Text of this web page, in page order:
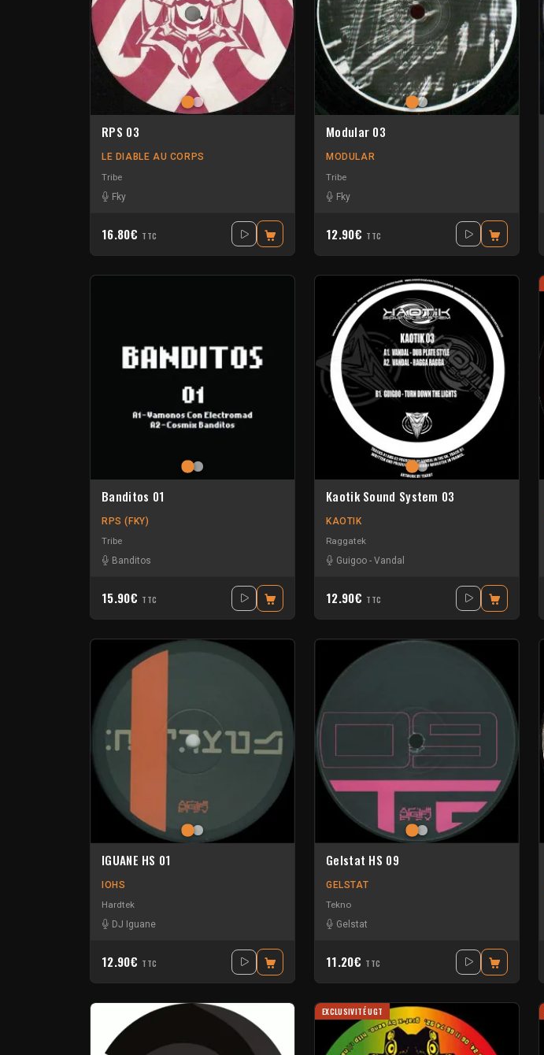
RPS 03
LE DIABLE AU CORPS
Tribe
Fky
16.80€ TTC
Modular 03
MODULAR
Tribe
Fky
12.90€ TTC
Banditos 01
RPS (FKY)
Tribe
Banditos
15.90€ TTC
Kaotik Sound System 03
KAOTIK
Raggatek
Guigoo - Vandal
12.90€ TTC
IGUANE HS 01
IOHS
Hardtek
DJ Iguane
12.90€ TTC
Gelstat HS 09
GELSTAT
Tekno
Gelstat
11.20€ TTC
EXCLUSIVITÉ UGT